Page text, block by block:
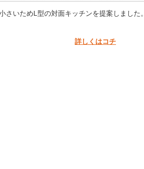
さいためL型の対面キッチンを提案しました。
詳しくはコチ